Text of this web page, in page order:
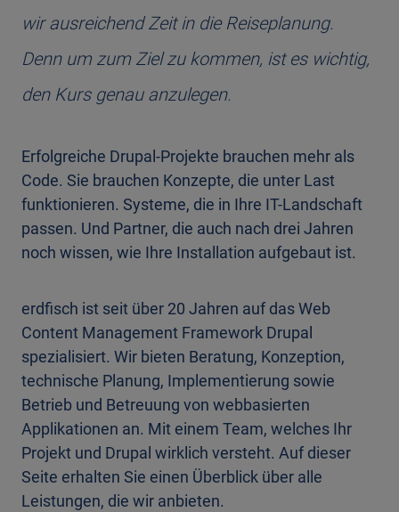
wir ausreichend Zeit in die Reiseplanung.
Denn um zum Ziel zu kommen, ist es wichtig,
den Kurs genau anzulegen.
Erfolgreiche Drupal-Projekte brauchen mehr als
Code. Sie brauchen Konzepte, die unter Last
funktionieren. Systeme, die in Ihre IT-Landschaft
passen. Und Partner, die auch nach drei Jahren
noch wissen, wie Ihre Installation aufgebaut ist.
erdfisch ist seit über 20 Jahren auf das Web
Content Management Framework Drupal
spezialisiert. Wir bieten Beratung, Konzeption,
technische Planung, Implementierung sowie
Betrieb und Betreuung von webbasierten
Applikationen an. Mit einem Team, welches Ihr
Projekt und Drupal wirklich versteht. Auf dieser
Seite erhalten Sie einen Überblick über alle
Leistungen, die wir anbieten.